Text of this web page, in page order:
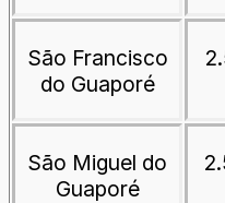
São Francisco
do Guaporé
São Miguel do
Guaporé